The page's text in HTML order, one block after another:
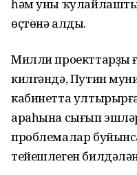
һәм уны
өҫтөнә алды.
Милли проекттарҙы
килгәндә, Путин
кабинетта
араһына сығып
проблемалар
тейешлеген